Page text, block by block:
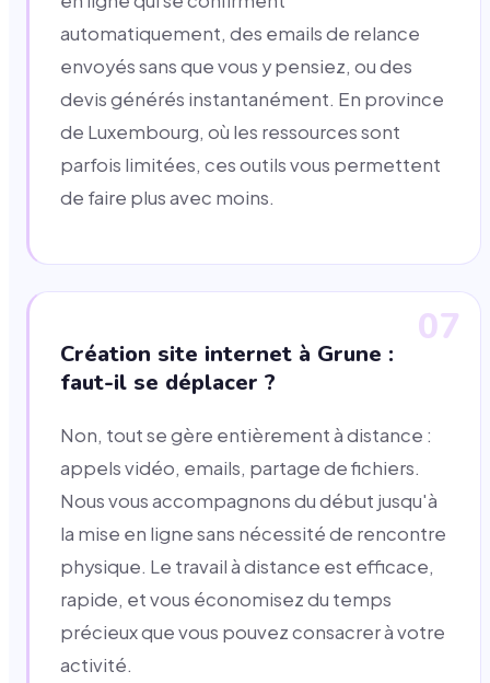
automatiquement, des emails de relance
envoyés sans que vous y pensiez, ou des
devis générés instantanément. En province
de Luxembourg, où les ressources sont
parfois limitées, ces outils vous permettent
de faire plus avec moins.
07
Création site internet à Grune :
faut-il se déplacer ?
Non, tout se gère entièrement à distance :
appels vidéo, emails, partage de fichiers.
Nous vous accompagnons du début jusqu'à
la mise en ligne sans nécessité de rencontre
physique. Le travail à distance est efficace,
rapide, et vous économisez du temps
précieux que vous pouvez consacrer à votre
activité.